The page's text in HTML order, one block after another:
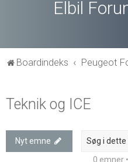
Elbil
Boardindeks Peugeot
Teknik og ICE
Nyt emne
0 emner